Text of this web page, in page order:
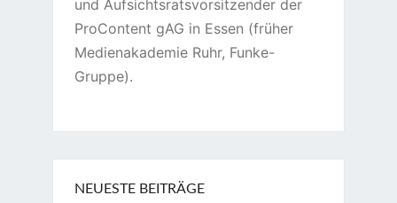
und Aufsichtsratsvorsitzender der
ProContent gAG in Essen (früher
Medienakademie Ruhr, Funke-
Gruppe).
NEUESTE BEITRÄGE